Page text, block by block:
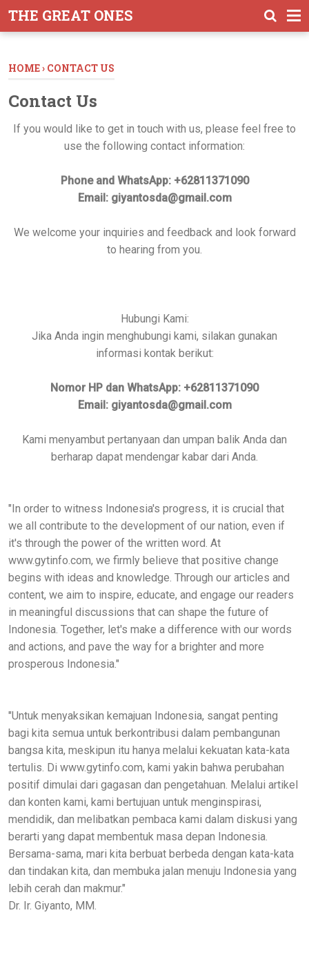
THE GREAT ONES
HOME› CONTACT US
Contact Us
If you would like to get in touch with us, please feel free to
use the following contact information:
Phone and WhatsApp: +62811371090
Email: giyantosda@gmail.com
We welcome your inquiries and feedback and look forward
to hearing from you.
Hubungi Kami:
Jika Anda ingin menghubungi kami, silakan gunakan
informasi kontak berikut:
Nomor HP dan WhatsApp: +62811371090
Email: giyantosda@gmail.com
Kami menyambut pertanyaan dan umpan balik Anda dan
berharap dapat mendengar kabar dari Anda.
"In order to witness Indonesia's progress, it is crucial that
we all contribute to the development of our nation, even if
it's through the power of the written word. At
www.gytinfo.com, we firmly believe that positive change
begins with ideas and knowledge. Through our articles and
content, we aim to inspire, educate, and engage our readers
in meaningful discussions that can shape the future of
Indonesia. Together, let's make a difference with our words
and actions, and pave the way for a brighter and more
prosperous Indonesia."
"Untuk menyaksikan kemajuan Indonesia, sangat penting
bagi kita semua untuk berkontribusi dalam pembangunan
bangsa kita, meskipun itu hanya melalui kekuatan kata-kata
tertulis. Di www.gytinfo.com, kami yakin bahwa perubahan
positif dimulai dari gagasan dan pengetahuan. Melalui artikel
dan konten kami, kami bertujuan untuk menginspirasi,
mendidik, dan melibatkan pembaca kami dalam diskusi yang
berarti yang dapat membentuk masa depan Indonesia.
Bersama-sama, mari kita berbuat berbeda dengan kata-kata
dan tindakan kita, dan membuka jalan menuju Indonesia yang
lebih cerah dan makmur."
Dr. Ir. Giyanto, MM.